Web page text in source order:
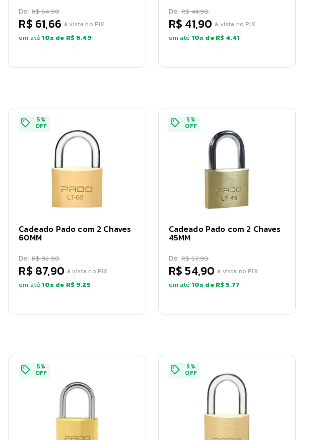
De: R$ 64,90
R$ 61,66 à vista no PIX
em até10x de R$ 6,49
De: R$ 44,90
R$ 41,90 à vista no PIX
em até 10x de R$ 4,41
Cadeado Pado com 2 Chaves
60MM
De: R$ 92,90
R$ 87,90 à vista no PIX
em até10x de R$ 9,25
5%
OFF
Cadeado Pado com 2 Chaves
45MM
De: R$ 57,90
R$ 54,90 à vista no PIX
em até 10x de R$ 5,77
5%
OFF
5%
OFF
5%
OFF